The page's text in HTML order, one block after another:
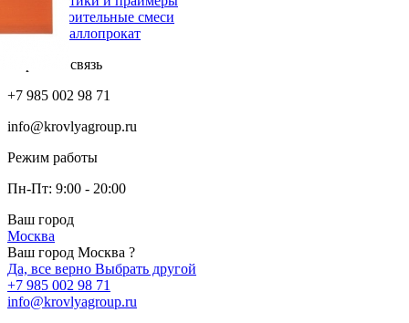
Строительные смеси
Металлопрокат
Обратная связь
+7 985 002 98 71
info@krovlyagroup.ru
Режим работы
Пн-Пт: 9:00 - 20:00
Ваш город
Москва
Ваш город Москва ?
Да, все верно Выбрать другой
+7 985 002 98 71
info@krovlyagroup.ru